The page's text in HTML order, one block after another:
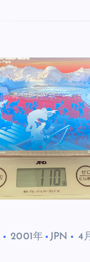
2001年 JPN
4